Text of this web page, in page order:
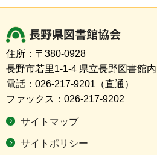
住所：〒380-0928
長野市若里1-1-4 県立長野図書館内
電話：026-217-9201（直通）
ファックス：026-217-9202
サイトマップ
サイトポリシー